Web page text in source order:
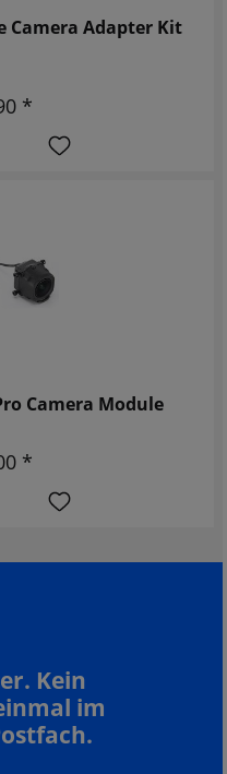
Camera Adapter Kit
*
Camera Module
*
Kein
im